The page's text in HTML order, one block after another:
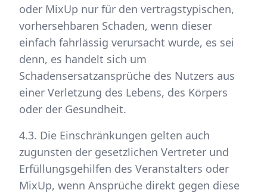
oder MixUp nur für den vertragstypischen,
vorhersehbaren Schaden, wenn dieser
einfach fahrlässig verursacht wurde, es sei
denn, es handelt sich um
Schadensersatzansprüche des Nutzers aus
einer Verletzung des Lebens, des Körpers
oder der Gesundheit.
4.3. Die Einschränkungen gelten auch
zugunsten der gesetzlichen Vertreter und
Erfüllungsgehilfen des Veranstalters oder
MixUp, wenn Ansprüche direkt gegen diese